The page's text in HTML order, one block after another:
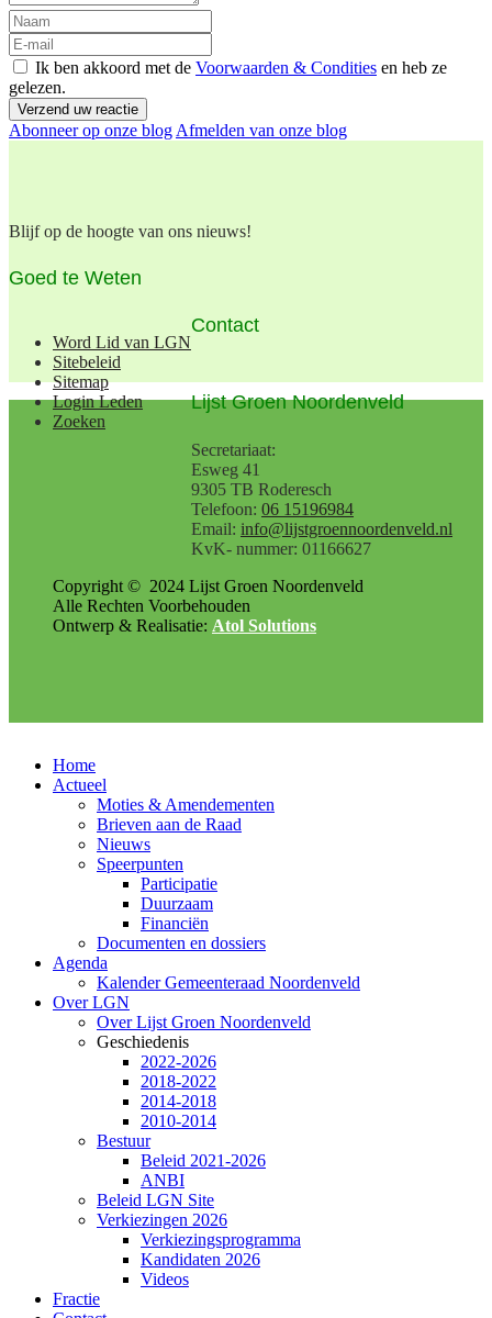
Ik ben akkoord met de Voorwaarden & Condities en heb ze
gelezen.
Verzend uw reactie
Abonneer op onze blog Afmelden van onze blog
Blijf op de hoogte van ons nieuws!
Goed te Weten
Word Lid van LGN
Sitebeleid
Sitemap
Login Leden
Zoeken
Contact
Lijst Groen Noordenveld
Secretariaat:
Esweg 41
9305 TB Roderesch
Telefoon: 06 15196984
Email: info@lijstgroennoordenveld.nl
KvK- nummer: 01166627
Copyright © 2024 Lijst Groen Noordenveld
Alle Rechten Voorbehouden
Ontwerp & Realisatie: Atol Solutions
Home
Actueel
Moties & Amendementen
Brieven aan de Raad
Nieuws
Speerpunten
Participatie
Duurzaam
Financiën
Documenten en dossiers
Agenda
Kalender Gemeenteraad Noordenveld
Over LGN
Over Lijst Groen Noordenveld
Geschiedenis
2022-2026
2018-2022
2014-2018
2010-2014
Bestuur
Beleid 2021-2026
ANBI
Beleid LGN Site
Verkiezingen 2026
Verkiezingsprogramma
Kandidaten 2026
Videos
Fractie